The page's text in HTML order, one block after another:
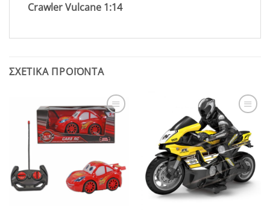
Crawler Vulcane 1:14
ΣΧΕΤΙΚΆ ΠΡΟΪΌΝΤΑ
Add to
Wishlist
Add to
Wishlist